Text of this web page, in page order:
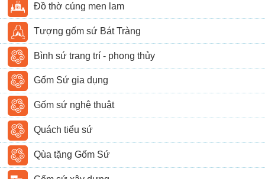
Đồ thờ cúng men lam
Tượng gốm sứ Bát Tràng
Bình sứ trang trí - phong thủy
Gốm Sứ gia dụng
Gốm sứ nghệ thuật
Quách tiểu sứ
Qùa tặng Gốm Sứ